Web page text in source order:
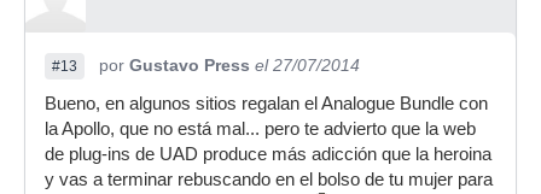
#13 por Gustavo Press el 27/07/2014
Bueno, en algunos sitios regalan el Analogue Bundle con
la Apollo, que no está mal... pero te advierto que la web
de plug-ins de UAD produce más adicción que la heroina
y vas a terminar rebuscando en el bolso de tu mujer para